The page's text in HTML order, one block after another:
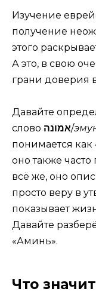
Изучение
получение
этого
А это, в свою
грани доверия
Давайте
слово אמונה/
понимается
оно также часто
всё же, оно
просто веру в
показывает
Давайте
«Аминь».
Что